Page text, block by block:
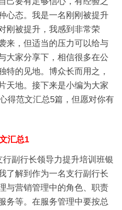
心态。我是一名刚刚被提升
刚被提升，我感到非常荣
来，但适当的压力可以给与
大家分享下，相信很多在公
特的见地。博众长而用之，
天地。接下来是小编为大家
得范文汇总5篇，但愿对你有
汇总1
副行长领导力提升培训班银
了解到作为一名支行副行长
与营销管理中的角色、职责
务等。在服务管理中要按总